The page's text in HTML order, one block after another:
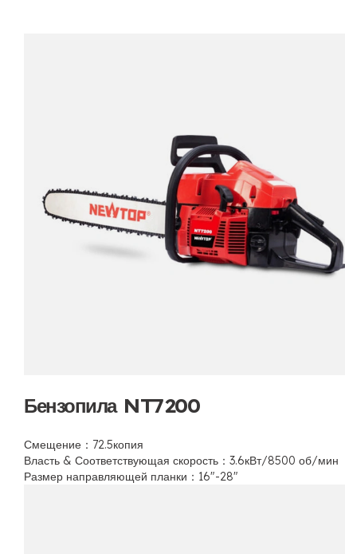
Бензопила NT7200
Смещение：72.5копия
Власть & Соответствующая скорость：3.6кВт/8500 об/мин
Размер направляющей планки：16"-28"